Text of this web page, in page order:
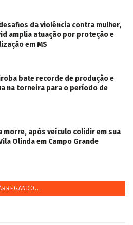
da violência contra mulher,
amplia atuação por proteção e
em MS
bate recorde de produção e
na torneira para o período de
morre, após veículo colidir em sua
Olinda em Campo Grande